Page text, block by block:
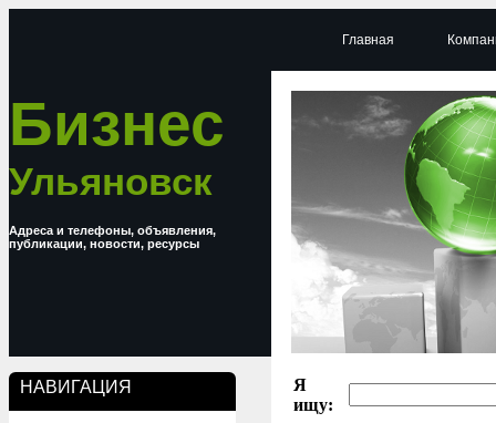
Бизнес
Ульяновск
Адреса и телефоны, объявления,
публикации, новости, ресурсы
НАВИГАЦИЯ
Главная
Я
ищу: